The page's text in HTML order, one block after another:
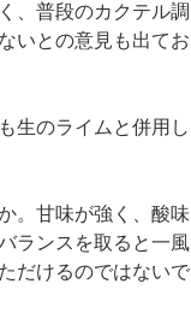
、普段のカクテル調
いとの意見も出てお
生のライムと併用し
。甘味が強く、酸味
ランスを取ると一風
だけるのではないで